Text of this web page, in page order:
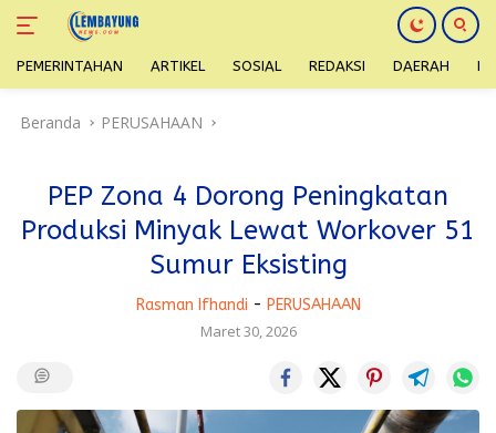
PEMERINTAHAN ARTIKEL SOSIAL REDAKSI DAERAH
Beranda PERUSAHAAN
PEP Zona 4 Dorong Peningkatan
Produksi Minyak Lewat Workover 51
Sumur Eksisting
Rasman Ifhandi - PERUSAHAAN
Maret 30, 2026